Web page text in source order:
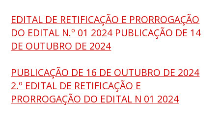
EDITAL DE RETIFICAÇÃO E PRORROGAÇÃO
DO EDITAL N.º 01 2024 PUBLICAÇÃO DE 14
DE OUTUBRO DE 2024
PUBLICAÇÃO DE 16 DE OUTUBRO DE 2024
2.º EDITAL DE RETIFICAÇÃO E
PRORROGAÇÃO DO EDITAL N 01 2024